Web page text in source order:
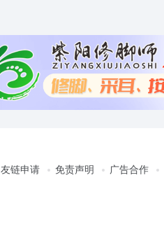
友链申请 免责声明 广告合作